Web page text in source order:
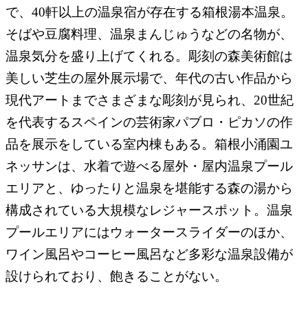
で、40軒以上の温泉宿が存在する箱根湯本温泉。
そばや豆腐料理、温泉まんじゅうなどの名物が、
温泉気分を盛り上げてくれる。彫刻の森美術館は
美しい芝生の屋外展示場で、年代の古い作品から
現代アートまでさまざまな彫刻が見られ、20世紀
を代表するスペインの芸術家パブロ・ピカソの作
品を展示をしている室内棟もある。箱根小涌園ユ
ネッサンは、水着で遊べる屋外・屋内温泉プール
エリアと、ゆったりと温泉を堪能する森の湯から
構成されている大規模なレジャースポット。温泉
プールエリアにはウォータースライダーのほか、
ワイン風呂やコーヒー風呂など多彩な温泉設備が
設けられており、飽きることがない。